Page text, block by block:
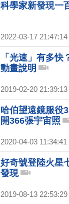
科學家新發現一
2022-03-17 21:47:14
「光速」有多
動畫說明
2019-02-20 21:39:13
哈伯望遠鏡服役
開366張宇宙照
2020-04-03 11:34:41
好奇號登陸火星
發現
2019-08-13 22:53:29